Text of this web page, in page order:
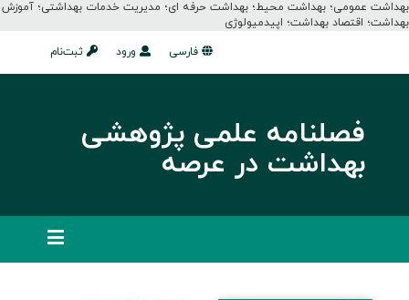
بهداشت عمومی؛ بهداشت محیط؛ بهداشت حرفه ای؛ مدیریت خدمات بهداشتی؛ آموزش
بهداشت؛ اقتصاد بهداشت؛ اپیدمیولوژی
ثبت‌نام
ورود فارسی
فصلنامه علمی پژوهشی
بهداشت در عرصه